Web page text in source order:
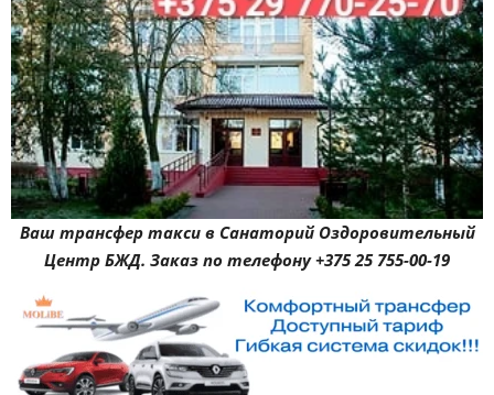
Ваш трансфер такси в Санаторий Оздоровительный
Центр БЖД. Заказ по телефону +375 25 755-00-19